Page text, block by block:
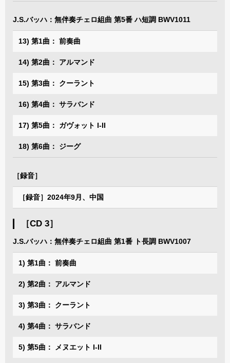
J.S.バッハ：無伴奏チェロ組曲 第5番 ハ短調 BWV1011
13) 第1曲： 前奏曲
14) 第2曲： アルマンド
15) 第3曲： クーラント
16) 第4曲： サラバンド
17) 第5曲： ガヴォット I-II
18) 第6曲： ジーグ
［録音］
［録音］2024年9月、中国
［CD 3］
J.S.バッハ：無伴奏チェロ組曲 第1番 ト長調 BWV1007
1) 第1曲： 前奏曲
2) 第2曲： アルマンド
3) 第3曲： クーラント
4) 第4曲： サラバンド
5) 第5曲： メヌエット I-II